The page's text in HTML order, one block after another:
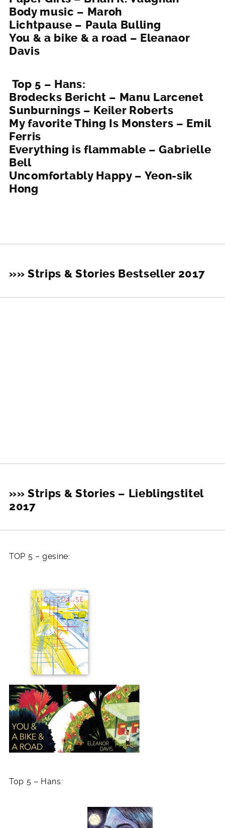
Body music – Maroh
Lichtpause – Paula Bulling
You & a bike & a road – Eleanaor
Davis
Top 5 – Hans:
Brodecks Bericht – Manu Larcenet
Sunburnings – Keiler Roberts
My favorite Thing Is Monsters – Emil
Ferris
Everything is flammable – Gabrielle
Bell
Uncomfortably Happy – Yeon-sik
Hong
»» Strips & Stories Bestseller 2017
»» Strips & Stories – Lieblingstitel
2017
TOP 5 – gesine:
Top 5 – Hans: